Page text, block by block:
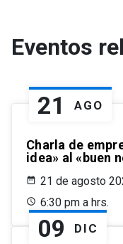
Eventos
21 AGO
Charla de
idea» al «buen
21 de agosto
6:30 pm a hrs.
09 DIC